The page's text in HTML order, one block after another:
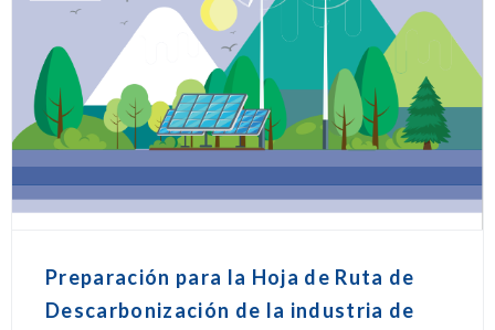
Preparación para la Hoja de Ruta de
Descarbonización de la industria de